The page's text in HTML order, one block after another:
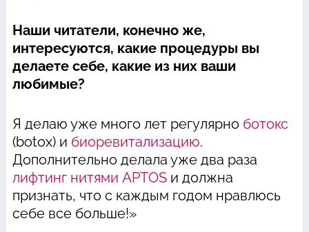
Наши читатели, конечно же,
интересуются, какие процедуры вы
делаете себе, какие из них ваши
любимые?
Я делаю уже много лет регулярно ботокс
(botox) и биоревитализацию.
Дополнительно делала уже два раза
лифтинг нитями APTOSи должна
признать, что с каждым годом нравлюсь
себе все больше!»